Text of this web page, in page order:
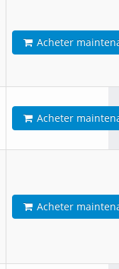
Acheter
Acheter
Acheter